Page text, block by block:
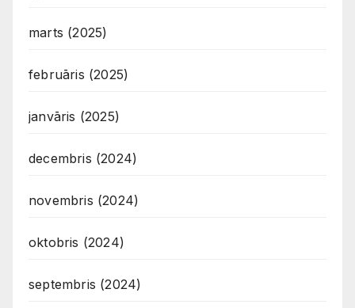
marts (2025)
februāris (2025)
janvāris (2025)
decembris (2024)
novembris (2024)
oktobris (2024)
septembris (2024)